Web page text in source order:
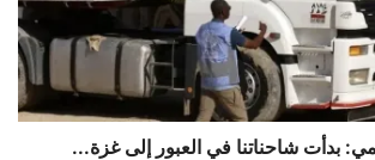
بدأت شاحناتنا في العبور إلى غزة...